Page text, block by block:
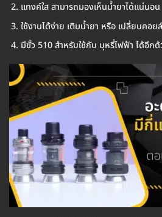
แทงค์ใส สามารถมองเห็นน้ำยาได้แน่นอน
ใช้งานได้ง่าย เติมน้ำยา หรือ เปลี่ยนคอย
มีขั้ว 510 สำหรับใช้กับ บุหรี่ไฟฟ้า ได้อีกด้